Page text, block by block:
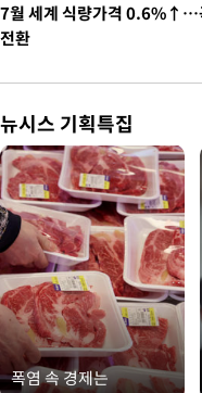
7월 세계 식량가격 0.6%↑…
전환
뉴시스 기획특집
폭염 속 경제는